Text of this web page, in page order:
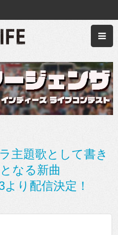
主題歌として書き
なる新曲
より配信決定！